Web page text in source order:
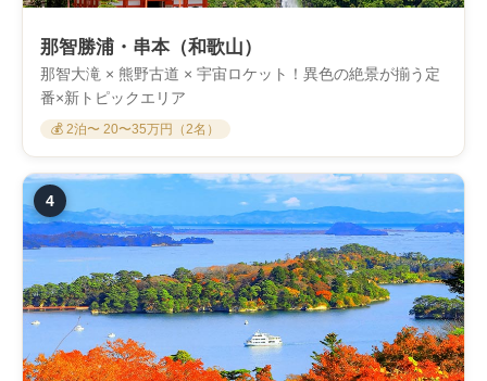
那智勝浦・串本（和歌山）
那智大滝 × 熊野古道 × 宇宙ロケット！異色の絶景が揃う定
番×新トピックエリア
💰 2泊〜 20〜35万円（2名）
4